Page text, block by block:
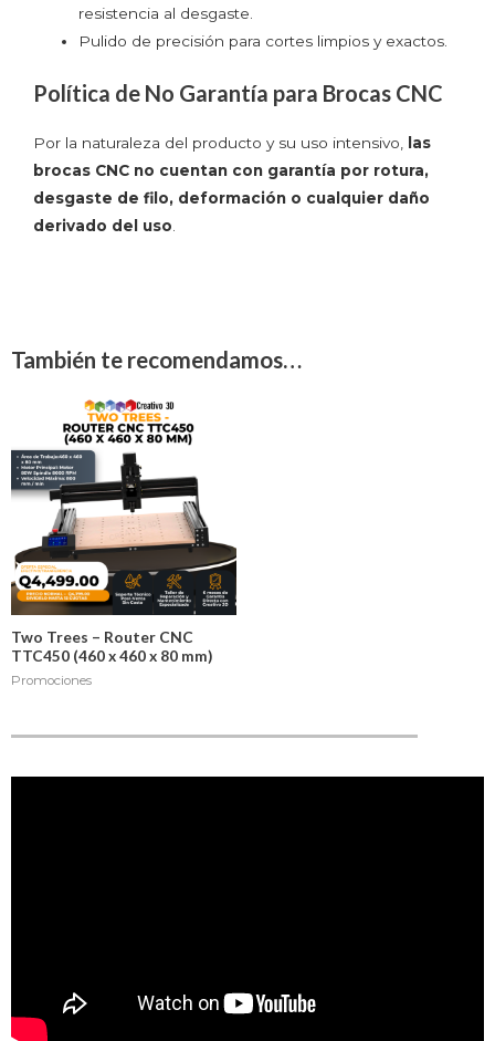
resistencia al desgaste.
Pulido de precisión para cortes limpios y exactos.
Política de No Garantía para Brocas CNC
Por la naturaleza del producto y su uso intensivo,
las
brocas CNC no cuentan con garantía por rotura,
desgaste de filo, deformación o cualquier daño
derivado del uso
También te recomendamos…
Two Trees – Router CNC
TTC450 (460 x 460 x 80 mm)
Promociones